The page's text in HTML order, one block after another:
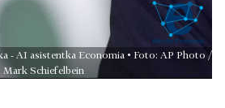
- AI asistentka Economia • Foto: AP Photo /
Mark Schiefelbein